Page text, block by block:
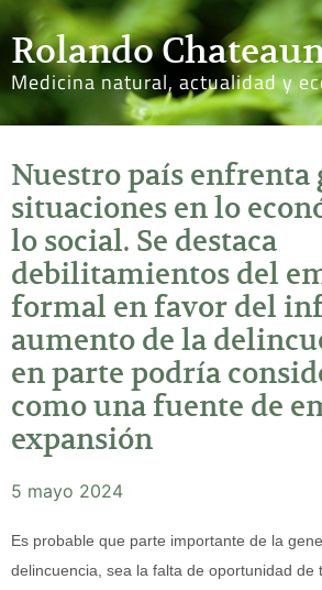
Rolando
Medicina natural, actualidad y
Nuestro país enfrenta
situaciones en lo
lo social. Se destaca
debilitamientos del
formal en favor del
aumento de la
en parte podría
como una fuente de
expansión
5 mayo 2024
Es probable que parte importante de la
delincuencia, sea la falta de oportunidad de